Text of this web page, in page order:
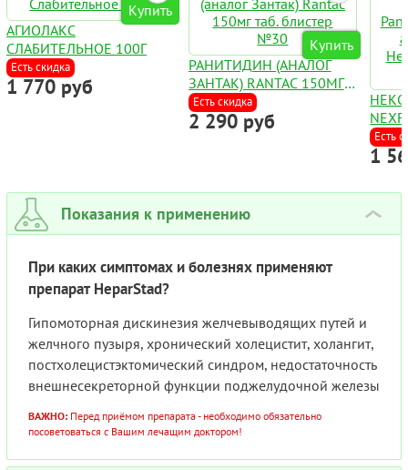
Купить
АГИОЛАКС
СЛАБИТЕЛЬНОЕ 100Г
Есть скидка
1 770 руб
Купить
РАНИТИДИН (АНАЛОГ
ЗАНТАК) RANTAC 150МГ
ТАБ. БЛИСТЕР №30
Есть скидка
2 290 руб
::
Есть
1
Показания к применению ›
При каких симптомах и болезнях применяют
препарат HeparStad?
Гипомоторная дискинезия желчевыводящих путей и
желчного пузыря, хронический холецистит, холангит,
постхолецистэктомический синдром, недостаточность
внешнесекреторной функции поджелудочной железы
ВАЖНО: Перед приёмом препарата - необходимо обязательно
посоветоваться с Вашим лечащим доктором!